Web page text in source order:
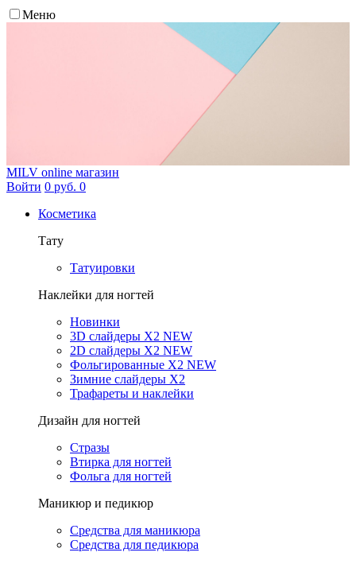
Меню
MILV online магазин
Войти 0 руб. 0
Косметика
Тату
Татуировки
Наклейки для ногтей
Новинки
3D слайдеры X2 NEW
2D слайдеры X2 NEW
Фольгированные X2 NEW
Зимние слайдеры Х2
Трафареты и наклейки
Дизайн для ногтей
Стразы
Втирка для ногтей
Фольга для ногтей
Маникюр и педикюр
Средства для маникюра
Средства для педикюра